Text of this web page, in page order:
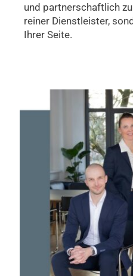
und partnerschaftlich
reiner Dienstleister,
Ihrer Seite.